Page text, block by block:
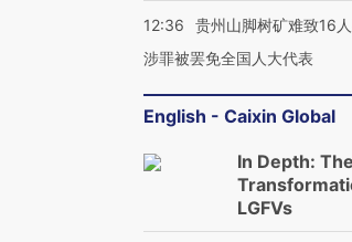
12:36
贵州山脚树矿难致16
涉罪被罢免全国人大代表
English - Caixin Global
In Depth:
LGFVs